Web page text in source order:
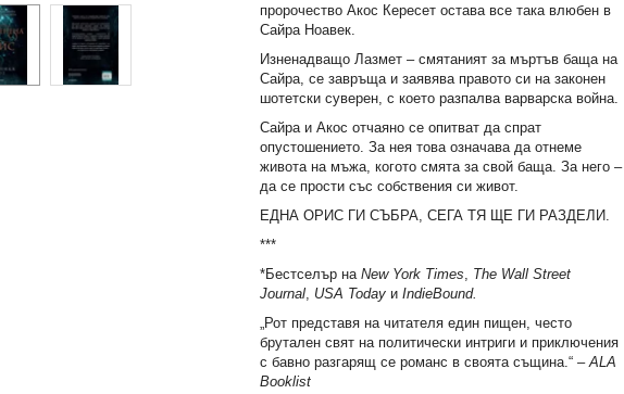
пророчество Акос Кересет остава все така влюбен в
Сайра Ноавек.
Изненадващо Лазмет – смятаният за мъртъв баща на
Сайра, се завръща и заявява правото си на законен
шотетски суверен, с което разпалва варварска война.
Сайра и Акос отчаяно се опитват да спрат
опустошението. За нея това означава да отнеме
живота на мъжа, когото смята за свой баща. За него –
да се прости със собствения си живот.
ЕДНА ОРИС ГИ СЪБРА, СЕГА ТЯ ЩЕ ГИ РАЗДЕЛИ.
***
*Бестселър наNew York Times
The Wall Street
Journal USA Today иIndieBound.
„Рот представя на читателя един пищен, често
брутален свят на политически интриги и приключения
с бавно разгарящ се романс в своята същина.“ –ALA
Booklist